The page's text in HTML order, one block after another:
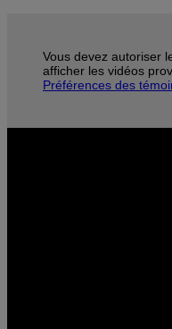
Vous devez autoriser
afficher les vidéos
Préférences des